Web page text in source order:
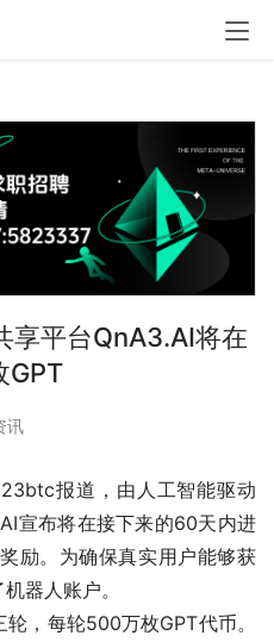
享平台QnA3.AI将在
GPT
讯
报道，由人工智能驱动
宣布将在接下来的60天内进
励。为确保真实用户能够获
器人账户。
，每轮500万枚GPT代币。